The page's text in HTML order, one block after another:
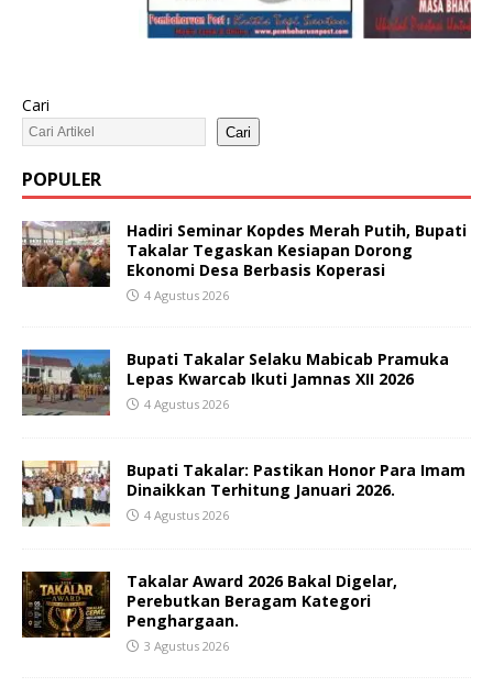
Cari
Cari
POPULER
Hadiri Seminar Kopdes Merah Putih, Bupati
Takalar Tegaskan Kesiapan Dorong
Ekonomi Desa Berbasis Koperasi
4 Agustus 2026
Bupati Takalar Selaku Mabicab Pramuka
Lepas Kwarcab Ikuti Jamnas XII 2026
4 Agustus 2026
Bupati Takalar: Pastikan Honor Para Imam
Dinaikkan Terhitung Januari 2026.
4 Agustus 2026
Takalar Award 2026 Bakal Digelar,
Perebutkan Beragam Kategori
Penghargaan.
3 Agustus 2026